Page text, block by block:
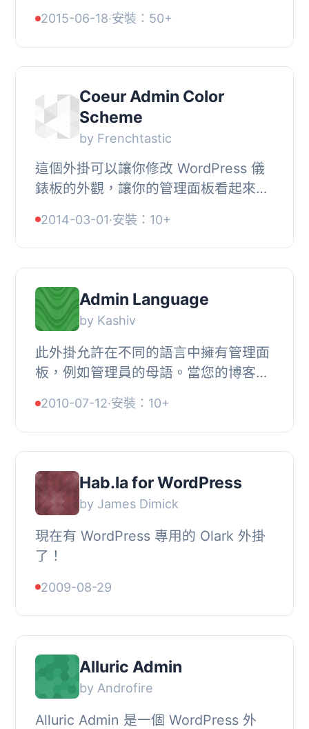
否要更新修改日期。這是一個您應該擁
有的外掛程...
2015-06-18·安裝：50+
Coeur Admin Color
Scheme
by Frenchtastic
這個外掛可以讓你修改 WordPress 儀
錶板的外觀，讓你的管理面板看起來更
真正重要的事情。此外，這個外掛的
「色彩配色方案...
2014-03-01·安裝：10+
Admin Language
by Kashiv
此外掛允許在不同的語言中擁有管理面
板，例如管理員的母語。當您的博客主
英語時，這就很有用了。, 此外掛功能
簡單，它會...
2010-07-12·安裝：10+
Hab.la for WordPress
by James Dimick
現在有 WordPress 專用的 Olark 外掛
了！
2009-08-29
Alluric Admin
by Androfire
Alluric Admin 是一個 WordPress 外